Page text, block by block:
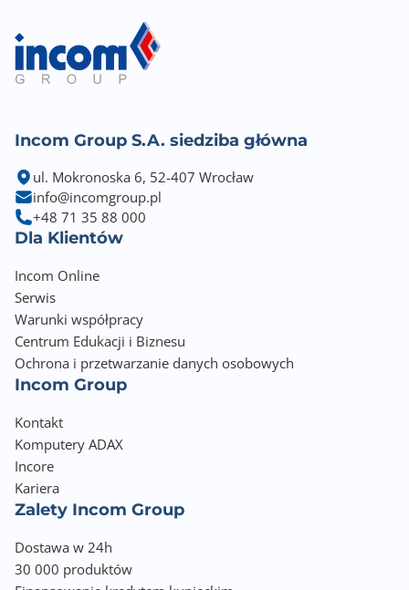
Incom Group S.A. siedziba główna
ul. Mokronoska 6, 52-407 Wrocław
info@incomgroup.pl
+48 71 35 88 000
Dla Klientów
Incom Online
Serwis
Warunki współpracy
Centrum Edukacji i Biznesu
Ochrona i przetwarzanie danych osobowych
Incom Group
Kontakt
Komputery ADAX
Incore
Kariera
Zalety Incom Group
Dostawa w 24h
30 000 produktów